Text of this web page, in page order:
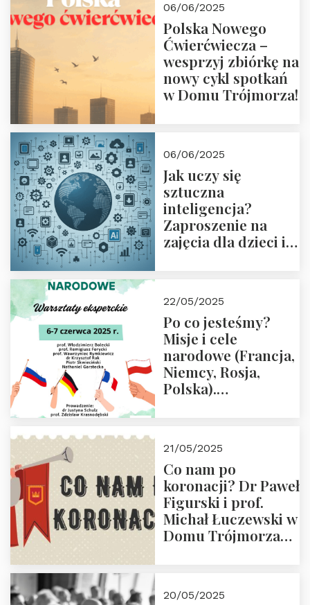
18:00
06/06/2025
Polska Nowego
Ćwierćwiecza –
wesprzyj zbiórkę na
nowy cykl spotkań
w Domu Trójmorza!
06/06/2025
Jak uczy się
sztuczna
inteligencja?
Zaproszenie na
zajęcia dla dzieci i
22/05/2025
Po co jesteśmy?
Misje i cele
narodowe (Francja,
Niemcy, Rosja,
Polska).
Zapraszamy do
zapisów.
21/05/2025
Co nam po
koronacji? Dr Paweł
Figurski i prof.
Michał Łuczewski w
Domu Trójmorza
20/05/2025